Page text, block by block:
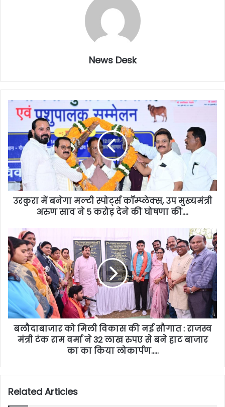
News Desk
उरकुरा में बनेगा मल्टी स्पोर्ट्स कॉम्प्लेक्स, उप मुख्यमंत्री
अरुण साव ने 5 करोड़ देने की घोषणा की….
बलौदाबाजार को मिली विकास की नई सौगात : राजस्व
मंत्री टंक राम वर्मा ने 32 लाख रुपए से बने हाट बाजार
का का किया लोकार्पण…..
Related Articles